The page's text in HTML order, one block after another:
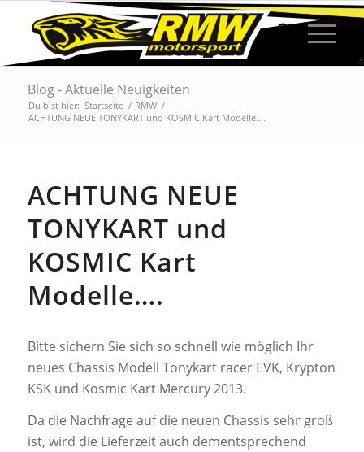
Blog - Aktuelle Neuigkeiten
Du bist hier: Startseite / RMW /
ACHTUNG NEUE TONYKART und KOSMIC Kart Modelle….
ACHTUNG NEUE
TONYKART und
KOSMIC Kart
Modelle….
Bitte sichern Sie sich so schnell wie möglich Ihr
neues Chassis Modell Tonykart racer EVK, Krypton
KSK und Kosmic Kart Mercury 2013.
Da die Nachfrage auf die neuen Chassis sehr groß
ist, wird die Lieferzeit auch dementsprechend